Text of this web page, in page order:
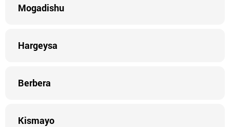
Mogadishu
Hargeysa
Berbera
Kismayo